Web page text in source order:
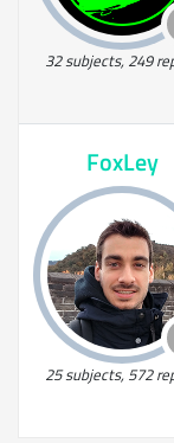
32 subjects, 249
FoxLey
25 subjects, 572